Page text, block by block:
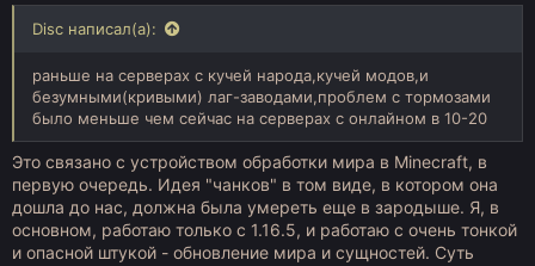
Disc написал(а):
раньше на серверах с кучей народа,кучей модов,и
безумными(кривыми) лаг-заводами,проблем с тормозами
было меньше чем сейчас на серверах с онлайном в 10-20
Это связано с устройством обработки мира в Minecraft, в
первую очередь. Идея "чанков" в том виде, в котором она
дошла до нас, должна была умереть еще в зародыше. Я, в
основном, работаю только с 1.16.5, и работаю с очень тонкой
и опасной штукой - обновление мира и сущностей. Суть